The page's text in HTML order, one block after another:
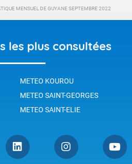
MENSUEL DE GUYANE SEPTEMBRE 2022
les plus consultées
METEO KOUROU
METEO SAINT-GEORGES
METEO SAINT-ELIE